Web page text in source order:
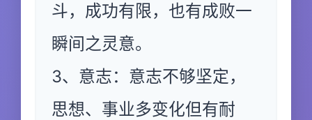
斗，成功有限，也有成败一
瞬间之灵意。
3、意志：意志不够坚定，
思想、事业多变化但有耐